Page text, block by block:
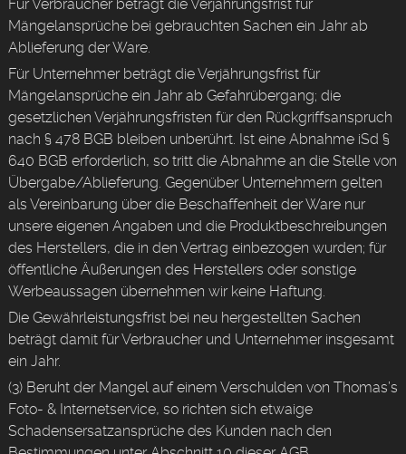
Für Verbraucher beträgt die Verjährungsfrist für
Mängelansprüche bei gebrauchten Sachen ein Jahr ab
Ablieferung der Ware.
Für Unternehmer beträgt die Verjährungsfrist für
Mängelansprüche ein Jahr ab Gefahrübergang; die
gesetzlichen Verjährungsfristen für den Rückgriffsanspruch
nach § 478 BGB bleiben unberührt. Ist eine Abnahme iSd §
640 BGB erforderlich, so tritt die Abnahme an die Stelle von
Übergabe/Ablieferung. Gegenüber Unternehmern gelten
als Vereinbarung über die Beschaffenheit der Ware nur
unsere eigenen Angaben und die Produktbeschreibungen
des Herstellers, die in den Vertrag einbezogen wurden; für
öffentliche Äußerungen des Herstellers oder sonstige
Werbeaussagen übernehmen wir keine Haftung.
Die Gewährleistungsfrist bei neu hergestellten Sachen
beträgt damit für Verbraucher und Unternehmer insgesamt
ein Jahr.
(3) Beruht der Mangel auf einem Verschulden von Thomas’s
Foto- & Internetservice, so richten sich etwaige
Schadensersatzansprüche des Kunden nach den